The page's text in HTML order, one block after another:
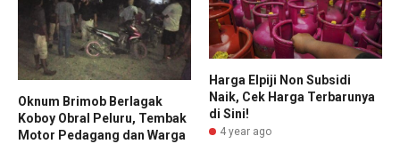
Oknum Brimob Berlagak
Koboy Obral Peluru, Tembak
Motor Pedagang dan Warga
Harga Elpiji Non Subsidi
Naik, Cek Harga Terbarunya
di Sini!
4 year ago